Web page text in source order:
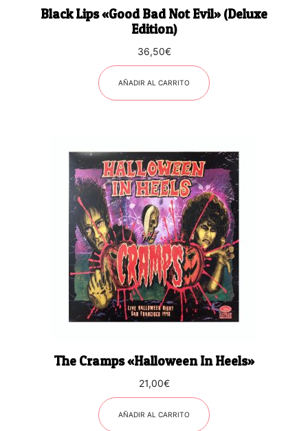
Black Lips «Good Bad Not Evil» (Deluxe
Edition)
36,50€
AÑADIR AL CARRITO
The Cramps «Halloween In Heels»
21,00€
AÑADIR AL CARRITO